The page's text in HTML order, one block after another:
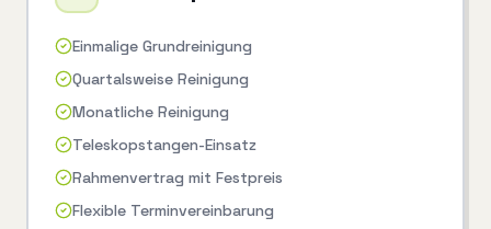
Einmalige Grundreinigung
Quartalsweise Reinigung
Monatliche Reinigung
Teleskopstangen-Einsatz
Rahmenvertrag mit Festpreis
Flexible Terminvereinbarung